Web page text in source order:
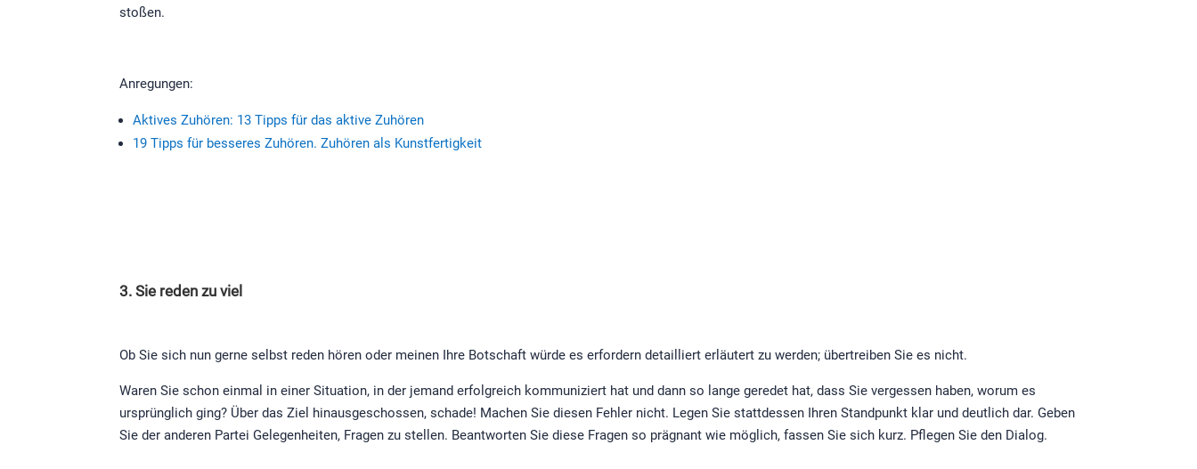
stoßen.
Anregungen:
Aktives Zuhören: 13 Tipps für das aktive Zuhören
19 Tipps für besseres Zuhören. Zuhören als Kunstfertigkeit
3. Sie reden zu viel
Ob Sie sich nun gerne selbst reden hören oder meinen Ihre Botschaft würde es erfordern detailliert erläutert zu werden; übertreiben Sie es nicht.
Waren Sie schon einmal in einer Situation, in der jemand erfolgreich kommuniziert hat und dann so lange geredet hat, dass Sie vergessen haben, worum es
ursprünglich ging? Über das Ziel hinausgeschossen, schade! Machen Sie diesen Fehler nicht. Legen Sie stattdessen Ihren Standpunkt klar und deutlich dar. Geben
Sie der anderen Partei Gelegenheiten, Fragen zu stellen. Beantworten Sie diese Fragen so prägnant wie möglich, fassen Sie sich kurz. Pflegen Sie den Dialog.